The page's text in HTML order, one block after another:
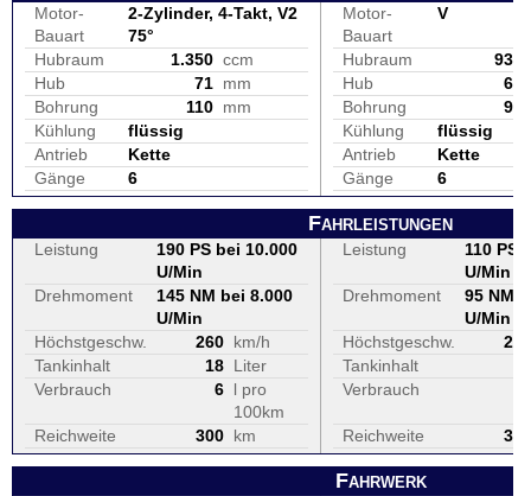
Motor-
Bauart
2-Zylinder, 4-Takt, V2
75°
Hubraum
1.350 ccm
Hub
71 mm
Bohrung
110 mm
Kühlung
flüssig
Antrieb
Kette
Gänge
6
Motor-
Bauart
V
Hubraum
937
Hub
68
Bohrung
94
Kühlung
flüssig
Antrieb
Kette
Gänge
6
Fahrleistungen
Leistung
190 PS bei 10.000
U/Min
Drehmoment
145 NM bei 8.000
U/Min
Höchstgeschw.
260 km/h
Tankinhalt
18 Liter
Verbrauch
6 l pro
100km
Reichweite
300 km
Leistung
110 PS
U/Min
Drehmoment
95 NM
U/Min
Höchstgeschw.
220
Tankinhalt
Verbrauch
Reichweite 307
Fahrwerk